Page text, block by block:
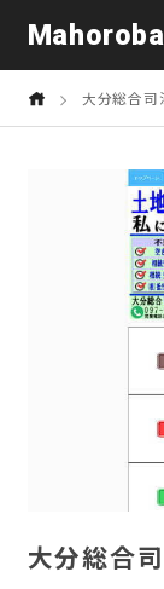
大分総合司
大分総合